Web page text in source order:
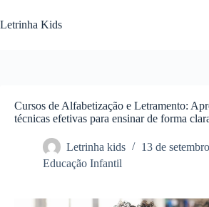
Letrinha Kids
Cursos de Alfabetização e Letramento:
técnicas efetivas para ensinar de forma
Letrinha kids
13 de
Educação Infantil